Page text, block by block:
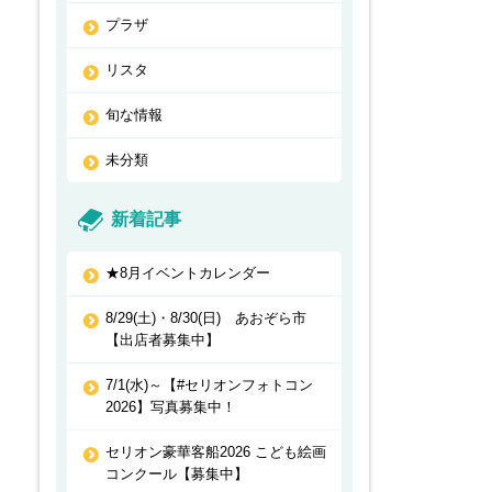
プラザ
リスタ
旬な情報
未分類
新着記事
★8月イベントカレンダー
8/29(土)・8/30(日) あおぞら市
【出店者募集中】
7/1(水)～【#セリオンフォトコン
2026】写真募集中！
セリオン豪華客船2026 こども絵画
コンクール【募集中】